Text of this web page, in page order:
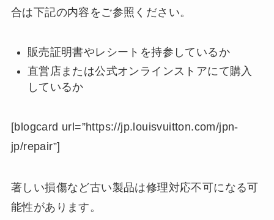
合は下記の内容をご参照ください。
販売証明書やレシートを持参しているか
直営店または公式オンラインストアにて購入
しているか
[blogcard url=”https://jp.louisvuitton.com/jpn-
jp/repair”]
著しい損傷など古い製品は修理対応不可になる可
能性があります。